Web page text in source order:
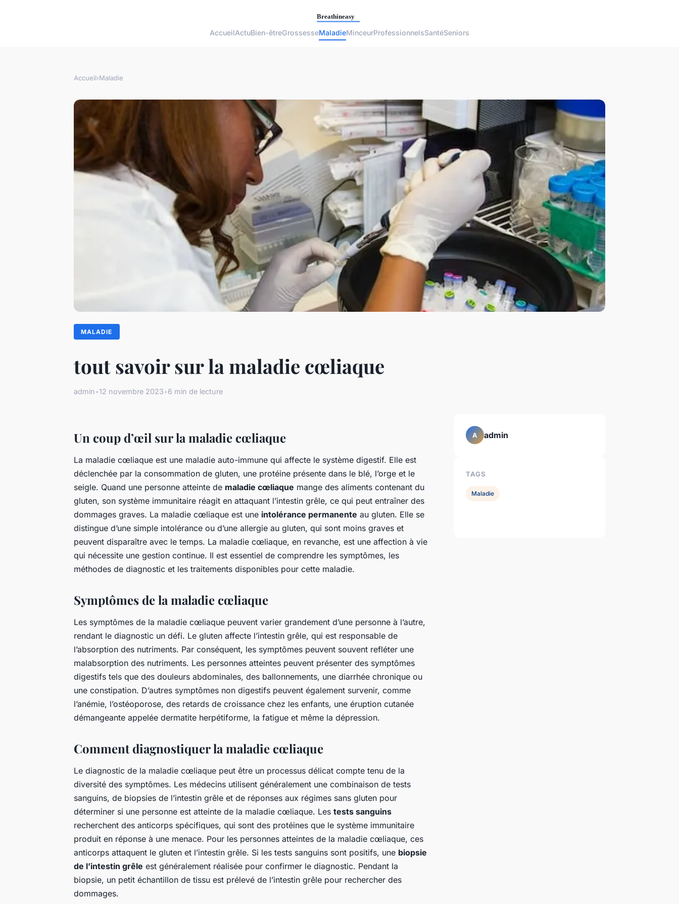
AccueilActuBien-êtreGrossesseMaladieMinceurProfessionnelsSantéSeniors
Accueil›Maladie
MALADIE
tout savoir sur la maladie cœliaque
admin•12 novembre 2023•6 min de lecture
Un coup d’œil sur la maladie cœliaque
La maladie cœliaque est une maladie auto-immune qui affecte le système digestif. Elle est
déclenchée par la consommation de gluten, une protéine présente dans le blé, l’orge et le
seigle. Quand une personne atteinte de maladie cœliaque mange des aliments contenant du
gluten, son système immunitaire réagit en attaquant l’intestin grêle, ce qui peut entraîner des
dommages graves. La maladie cœliaque est une intolérance permanente au gluten. Elle se
distingue d’une simple intolérance ou d’une allergie au gluten, qui sont moins graves et
peuvent disparaître avec le temps. La maladie cœliaque, en revanche, est une affection à vie
qui nécessite une gestion continue. Il est essentiel de comprendre les symptômes, les
méthodes de diagnostic et les traitements disponibles pour cette maladie.
Symptômes de la maladie cœliaque
Les symptômes de la maladie cœliaque peuvent varier grandement d’une personne à l’autre,
rendant le diagnostic un défi. Le gluten affecte l’intestin grêle, qui est responsable de
l’absorption des nutriments. Par conséquent, les symptômes peuvent souvent refléter une
malabsorption des nutriments. Les personnes atteintes peuvent présenter des symptômes
digestifs tels que des douleurs abdominales, des ballonnements, une diarrhée chronique ou
une constipation. D’autres symptômes non digestifs peuvent également survenir, comme
l’anémie, l’ostéoporose, des retards de croissance chez les enfants, une éruption cutanée
démangeante appelée dermatite herpétiforme, la fatigue et même la dépression.
Comment diagnostiquer la maladie cœliaque
Le diagnostic de la maladie cœliaque peut être un processus délicat compte tenu de la
diversité des symptômes. Les médecins utilisent généralement une combinaison de tests
sanguins, de biopsies de l’intestin grêle et de réponses aux régimes sans gluten pour
déterminer si une personne est atteinte de la maladie cœliaque. Les tests sanguins
recherchent des anticorps spécifiques, qui sont des protéines que le système immunitaire
produit en réponse à une menace. Pour les personnes atteintes de la maladie cœliaque, ces
anticorps attaquent le gluten et l’intestin grêle. Si les tests sanguins sont positifs, une biopsie
de l’intestin grêle est généralement réalisée pour confirmer le diagnostic. Pendant la
biopsie, un petit échantillon de tissu est prélevé de l’intestin grêle pour rechercher des
dommages.
A admin
TAGS
Maladie